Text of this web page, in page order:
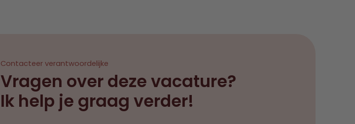
Contacteer verantwoordelijke
Vragen over deze vacature?
Ik help je graag verder!